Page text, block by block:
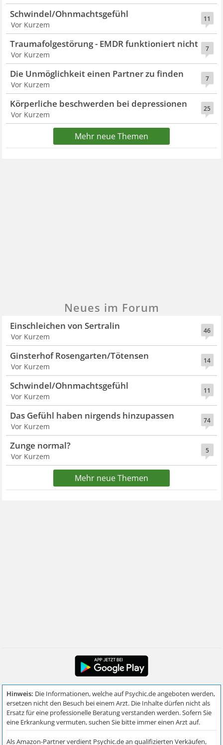
11
Schwindel/Ohnmachtsgefühl
Vor Kurzem
7
Traumafolgestörung - EMDR funktioniert nicht
Vor Kurzem
7
Die Unmöglichkeit einen Partner zu finden
Vor Kurzem
25
Körperliche beschwerden bei depressionen
Vor Kurzem
Mehr neue Themen
Neues im Forum
46
Einschleichen von Sertralin
Vor Kurzem
14
Ginsterhof Rosengarten/Tötensen
Vor Kurzem
11
Schwindel/Ohnmachtsgefühl
Vor Kurzem
74
Das Gefühl haben nirgends hinzupassen
Vor Kurzem
5
Zunge normal?
Vor Kurzem
Mehr neue Themen